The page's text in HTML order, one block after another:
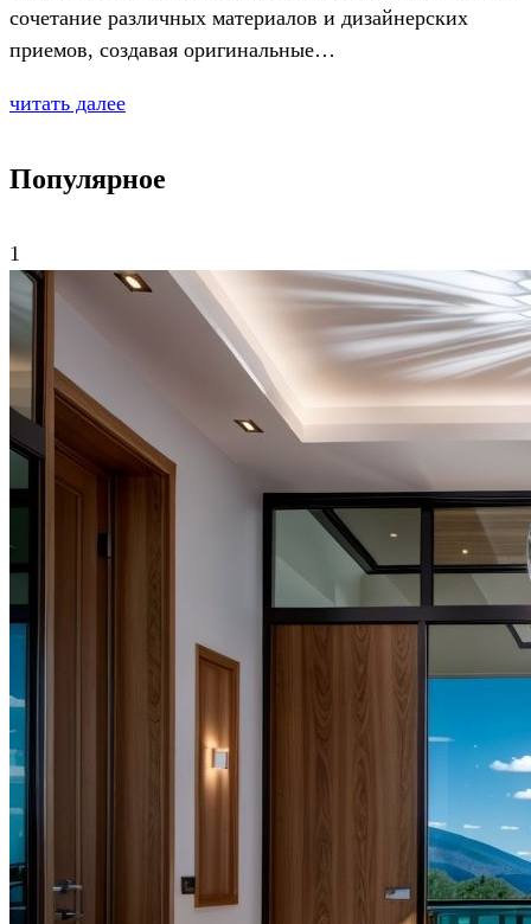
сочетание различных материалов и дизайнерских
приемов, создавая оригинальные…
читать далее
Популярное
1